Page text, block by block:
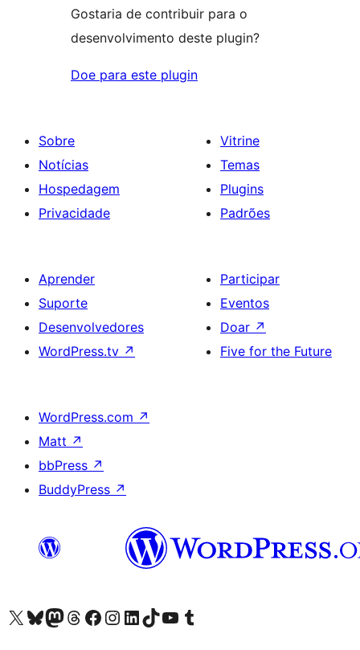
Gostaria de contribuir para o
desenvolvimento deste plugin?
Doe para este plugin
Sobre
Notícias
Hospedagem
Privacidade
Vitrine
Temas
Plugins
Padrões
Aprender
Suporte
Desenvolvedores
WordPress.tv ↗
Participar
Eventos
Doar ↗
Five for the Future
WordPress.com ↗
Matt ↗
bbPress ↗
BuddyPress ↗
Acessar nossa conta do X (antigo Twitter)
Acessar nossa conta do Bluesky
Acessar nossa conta do Mastodon
Acessar nossa conta do Threads
Acessar nossa página do Facebook
Acessar nossa conta do Instagram
Acessar nossa conta do LinkedIn
Acessar nossa conta do TikTok
Acessar nosso canal do YouTube
Acessar nossa conta no Tumblr